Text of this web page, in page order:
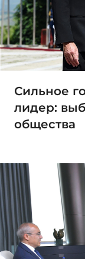
Сильное
лидер:
общества